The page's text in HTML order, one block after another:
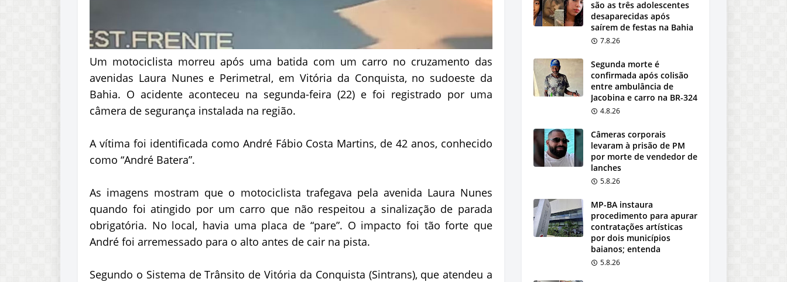
Um motociclista morreu após uma batida com um carro no cruzamento das
avenidas Laura Nunes e Perimetral, em Vitória da Conquista, no sudoeste da
Bahia. O acidente aconteceu na segunda-feira (22) e foi registrado por uma
câmera de segurança instalada na região.
A vítima foi identificada como André Fábio Costa Martins, de 42 anos, conhecido
como “André Batera”.
As imagens mostram que o motociclista trafegava pela avenida Laura Nunes
quando foi atingido por um carro que não respeitou a sinalização de parada
obrigatória. No local, havia uma placa de “pare”. O impacto foi tão forte que
André foi arremessado para o alto antes de cair na pista.
Segundo o Sistema de Trânsito de Vitória da Conquista (Sintrans), que atendeu a
são as três adolescentes
desaparecidas após
saírem de festas na Bahia
7.8.26
Segunda morte é
confirmada após colisão
entre ambulância de
Jacobina e carro na BR-324
4.8.26
Câmeras corporais
levaram à prisão de PM
por morte de vendedor de
lanches
5.8.26
MP-BA instaura
procedimento para apurar
contratações artísticas
por dois municípios
baianos; entenda
5.8.26